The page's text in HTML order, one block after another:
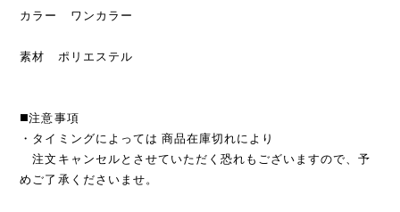
カラー ワンカラー
素材 ポリエステル
◼️注意事項
・タイミングによっては 商品在庫切れにより
注文キャンセルとさせていただく恐れもございますので、予
めご了承くださいませ。